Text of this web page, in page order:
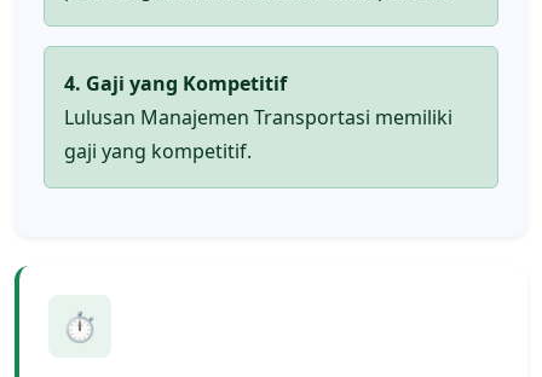
4. Gaji yang Kompetitif
Lulusan Manajemen Transportasi memiliki
gaji yang kompetitif.
⏱️